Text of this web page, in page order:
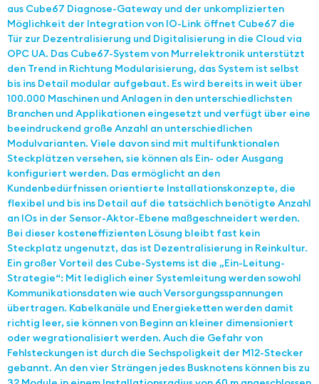
aus Cube67 Diagnose-Gateway und der unkomplizierten
Möglichkeit der Integration von IO-Link öffnet Cube67 die
Tür zur Dezentralisierung und Digitalisierung in die Cloud via
OPC UA. Das Cube67-System von Murrelektronik unterstützt
den Trend in Richtung Modularisierung, das System ist selbst
bis ins Detail modular aufgebaut. Es wird bereits in weit über
100.000 Maschinen und Anlagen in den unterschiedlichsten
Branchen und Applikationen eingesetzt und verfügt über eine
beeindruckend große Anzahl an unterschiedlichen
Modulvarianten. Viele davon sind mit multifunktionalen
Steckplätzen versehen, sie können als Ein- oder Ausgang
konfiguriert werden. Das ermöglicht an den
Kundenbedürfnissen orientierte Installationskonzepte, die
flexibel und bis ins Detail auf die tatsächlich benötigte Anzahl
an IOs in der Sensor-Aktor-Ebene maßgeschneidert werden.
Bei dieser kosteneffizienten Lösung bleibt fast kein
Steckplatz ungenutzt, das ist Dezentralisierung in Reinkultur.
Ein großer Vorteil des Cube-Systems ist die „Ein-Leitung-
Strategie“: Mit lediglich einer Systemleitung werden sowohl
Kommunikationsdaten wie auch Versorgungsspannungen
übertragen. Kabelkanäle und Energieketten werden damit
richtig leer, sie können von Beginn an kleiner dimensioniert
oder wegrationalisiert werden. Auch die Gefahr von
Fehlsteckungen ist durch die Sechspoligkeit der M12-Stecker
gebannt. An den vier Strängen jedes Busknotens können bis zu